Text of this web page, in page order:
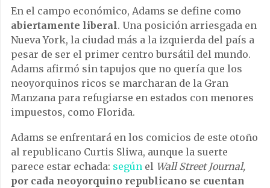
En el campo económico, Adams se define como
abiertamente liberal. Una posición arriesgada en
Nueva York, la ciudad más a la izquierda del país a
pesar de ser el primer centro bursátil del mundo.
Adams afirmó sin tapujos que no quería que los
neoyorquinos ricos se marcharan de la Gran
Manzana para refugiarse en estados con menores
impuestos, como Florida.
Adams se enfrentará en los comicios de este otoño
al republicano Curtis Sliwa, aunque la suerte
parece estar echada: según el Wall Street Journal,
por cada neoyorquino republicano se cuentan